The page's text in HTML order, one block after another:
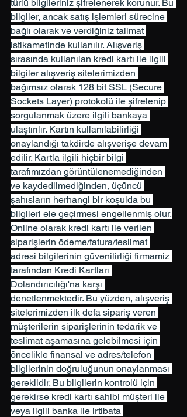
türlü bilgileriniz şifrelenerek korunur. Bu
bilgiler, ancak satış işlemleri sürecine
bağlı olarak ve verdiğiniz talimat
istikametinde kullanılır. Alışveriş
sırasında kullanılan kredi kartı ile ilgili
bilgiler alışveriş sitelerimizden
bağımsız olarak 128 bit SSL (Secure
Sockets Layer) protokolü ile şifrelenip
sorgulanmak üzere ilgili bankaya
ulaştırılır. Kartın kullanılabilirliği
onaylandığı takdirde alışverişe devam
edilir. Kartla ilgili hiçbir bilgi
tarafımızdan görüntülenemediğinden
ve kaydedilmediğinden, üçüncü
şahısların herhangi bir koşulda bu
bilgileri ele geçirmesi engellenmiş olur.
Online olarak kredi kartı ile verilen
siparişlerin ödeme/fatura/teslimat
adresi bilgilerinin güvenilirliği firmamiz
tarafından Kredi Kartları
Dolandırıcılığı'na karşı
denetlenmektedir. Bu yüzden, alışveriş
sitelerimizden ilk defa sipariş veren
müşterilerin siparişlerinin tedarik ve
teslimat aşamasına gelebilmesi için
öncelikle finansal ve adres/telefon
bilgilerinin doğruluğunun onaylanması
gereklidir. Bu bilgilerin kontrolü için
gerekirse kredi kartı sahibi müşteri ile
veya ilgili banka ile irtibata